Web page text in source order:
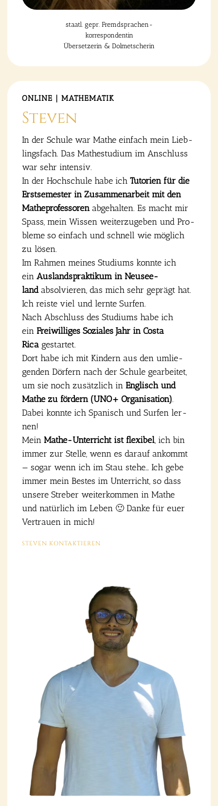
staatl. gepr. Fremd­spra­chen-
kor­re­spon­den­tin
Über­set­ze­rin & Dol­met­sche­rin
ONLINE | MATHE­MA­TIK
Ste­ven
In der Schu­le war Mathe ein­fach mein Lieb­
lings­fach. Das Mathe­stu­di­um im Anschluss
war sehr inten­siv.
In der Hoch­schu­le habe ich Tuto­ri­en für die
Erst­se­mes­ter in Zusam­men­ar­beit mit den
Mathe­pro­fes­so­ren abge­hal­ten. Es macht mir
Spass, mein Wis­sen wei­ter­zu­ge­ben und Pro­
ble­me so ein­fach und schnell wie mög­lich
zu lösen.
Im Rah­men mei­nes Stu­di­ums konn­te ich
ein Aus­lands­prak­ti­kum in Neu­see­
landabsol­vie­ren, das mich sehr geprägt hat.
Ich reis­te viel und lern­te Sur­fen.
Nach Abschluss des Stu­di­ums habe ich
ein Frei­wil­li­ges Sozia­les Jahr in Cos­ta
Rica gestar­tet.
Dort habe ich mit Kin­dern aus den umlie­
gen­den Dör­fern nach der Schu­le gear­bei­tet,
um sie noch zusätz­lich in Eng­lisch und
Mathe zu för­dern (UNO+ Orga­ni­sa­ti­on).
Dabei konn­te ich Spa­nisch und Sur­fen ler­
nen!
Mein Mathe-Unter­richt ist fle­xi­bel, ich bin
immer zur Stel­le, wenn es dar­auf ankommt
— sogar wenn ich im Stau ste­he… Ich gebe
immer mein Bes­tes im Unter­richt, so dass
unse­re Stre­ber wei­ter­kom­men in Mathe
und natür­lich im Leben 🙂 Dan­ke für euer
Ver­trau­en in mich!
STE­VEN KON­TAK­TIE­REN